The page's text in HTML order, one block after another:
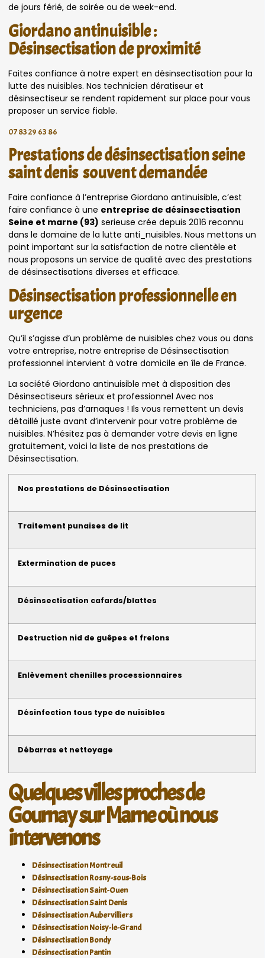
de jours férié, de soirée ou de week-end.
Giordano antinuisible :
Désinsectisation de proximité
Faites confiance à notre expert en désinsectisation pour la
lutte des nuisibles. Nos technicien dératiseur et
désinsectiseur se rendent rapidement sur place pour vous
proposer un service fiable.
07 83 29 63 86
Prestations de désinsectisation seine
saint denis souvent demandée
Faire confiance à l’entreprise Giordano antinuisible, c’est
faire confiance à une entreprise de désinsectisation
Seine et marne (93) serieuse crée depuis 2016 reconnu
dans le domaine de la lutte anti_nuisibles. Nous mettons un
point important sur la satisfaction de notre clientèle et
nous proposons un service de qualité avec des prestations
de désinsectisations diverses et efficace.
Désinsectisation professionnelle en
urgence
Qu’il s’agisse d’un problème de nuisibles chez vous ou dans
votre entreprise, notre entreprise de Désinsectisation
professionnel intervient à votre domicile en île de France.
La société Giordano antinuisible met à disposition des
Désinsectiseurs sérieux et professionnel Avec nos
techniciens, pas d’arnaques ! Ils vous remettent un devis
détaillé juste avant d’intervenir pour votre problème de
nuisibles. N’hésitez pas à demander votre devis en ligne
gratuitement, voici la liste de nos prestations de
Désinsectisation.
Nos prestations de Désinsectisation
Traitement punaises de lit
Extermination de puces
Désinsectisation cafards/blattes
Destruction nid de guêpes et frelons
Enlèvement chenilles processionnaires
Désinfection tous type de nuisibles
Débarras et nettoyage
Quelques villes proches de
Gournay sur Marne où nous
intervenons
Désinsectisation Montreuil
Désinsectisation Rosny-sous-Bois
Désinsectisation Saint-Ouen
Désinsectisation Saint Denis
Désinsectisation Aubervilliers
Désinsectisation Noisy-le-Grand
Désinsectisation Bondy
Désinsectisation Pantin